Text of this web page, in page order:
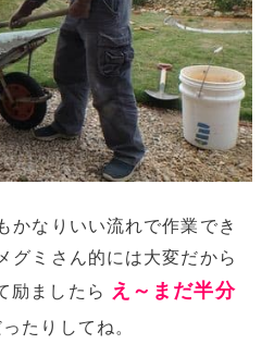
かなりいい流れで作業でき
グミさん的には大変だから
励ましたら
え～まだ半分
たりしてね。